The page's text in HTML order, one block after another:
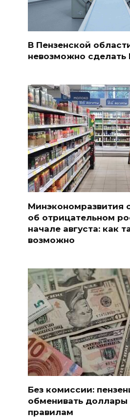
В Пензенской
невозможно сделать
Минэкономразвития
об отрицательном
начале августа: как
возможно
Без комиссии:
обменивать
правилам